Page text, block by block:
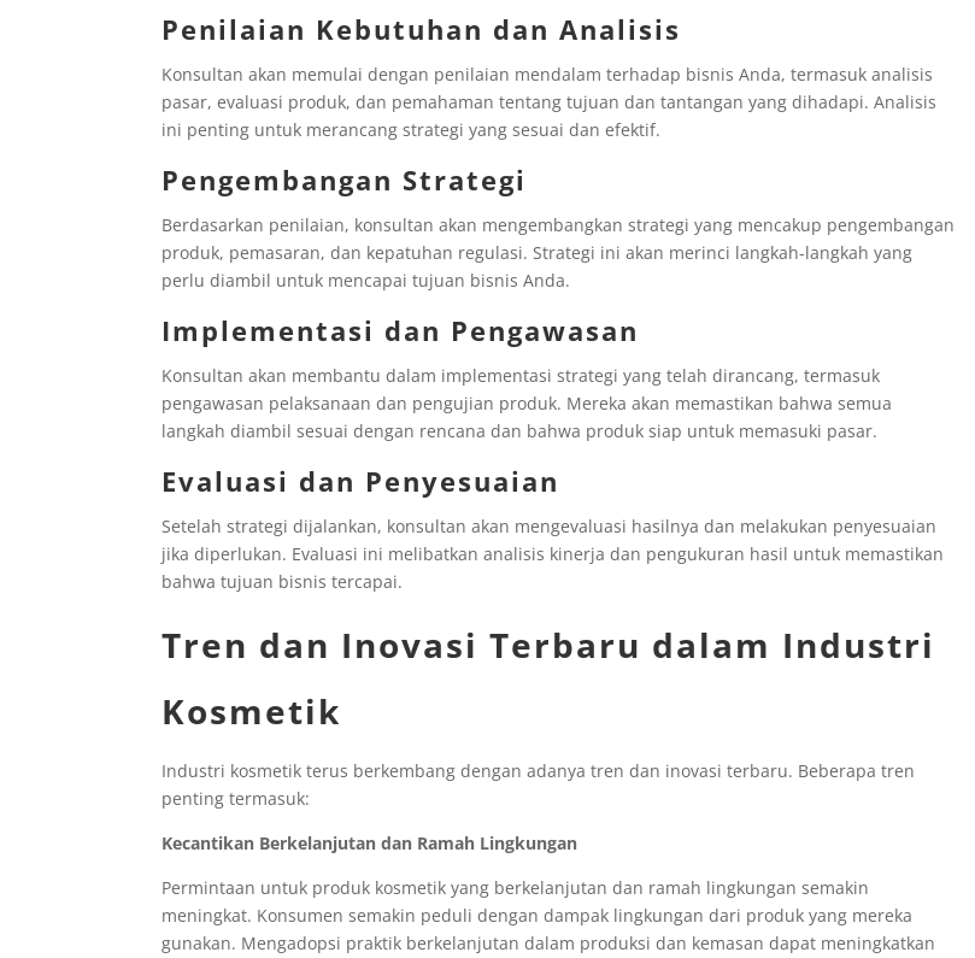
Penilaian Kebutuhan dan Analisis
Konsultan akan memulai dengan penilaian mendalam terhadap bisnis Anda, termasuk analisis
pasar, evaluasi produk, dan pemahaman tentang tujuan dan tantangan yang dihadapi. Analisis
ini penting untuk merancang strategi yang sesuai dan efektif.
Pengembangan Strategi
Berdasarkan penilaian, konsultan akan mengembangkan strategi yang mencakup pengembangan
produk, pemasaran, dan kepatuhan regulasi. Strategi ini akan merinci langkah-langkah yang
perlu diambil untuk mencapai tujuan bisnis Anda.
Implementasi dan Pengawasan
Konsultan akan membantu dalam implementasi strategi yang telah dirancang, termasuk
pengawasan pelaksanaan dan pengujian produk. Mereka akan memastikan bahwa semua
langkah diambil sesuai dengan rencana dan bahwa produk siap untuk memasuki pasar.
Evaluasi dan Penyesuaian
Setelah strategi dijalankan, konsultan akan mengevaluasi hasilnya dan melakukan penyesuaian
jika diperlukan. Evaluasi ini melibatkan analisis kinerja dan pengukuran hasil untuk memastikan
bahwa tujuan bisnis tercapai.
Tren dan Inovasi Terbaru dalam Industri
Kosmetik
Industri kosmetik terus berkembang dengan adanya tren dan inovasi terbaru. Beberapa tren
penting termasuk:
Kecantikan Berkelanjutan dan Ramah Lingkungan
Permintaan untuk produk kosmetik yang berkelanjutan dan ramah lingkungan semakin
meningkat. Konsumen semakin peduli dengan dampak lingkungan dari produk yang mereka
gunakan. Mengadopsi praktik berkelanjutan dalam produksi dan kemasan dapat meningkatkan